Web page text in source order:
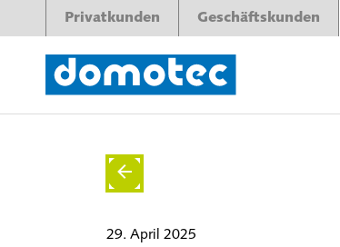
Privatkunden Geschäftskunden
29. April 2025